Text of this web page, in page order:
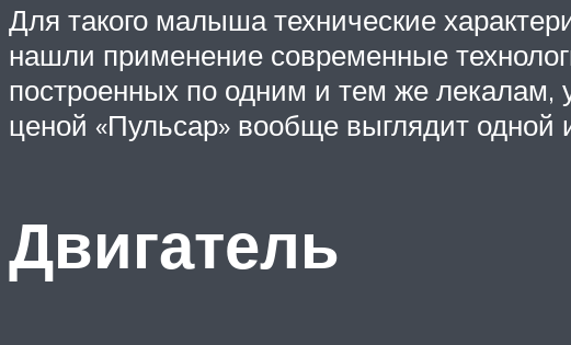
Для такого малыша технические
нашли применение современные
построенных по одним и тем же лекалам,
ценой «Пульсар» вообще выглядит
Двигатель